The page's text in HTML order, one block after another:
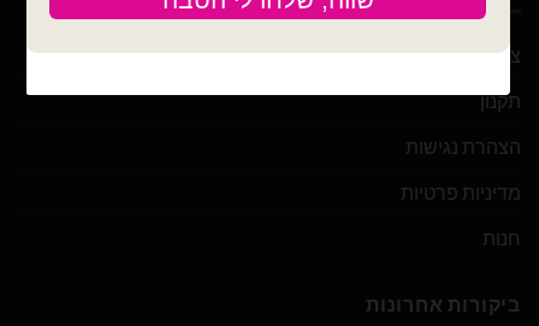
צור קשר
תקנון
הצהרת נגישות
מדיניות פרטיות
חנות
ביקורות אחרונות